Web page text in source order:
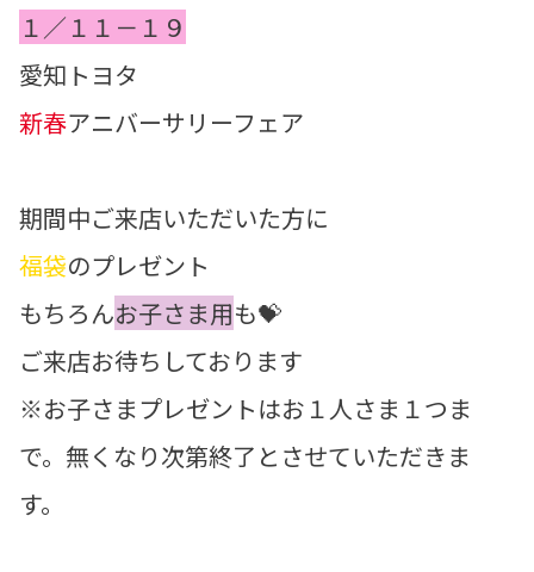
１／１１－１９
愛知トヨタ
新春アニバーサリーフェア
期間中ご来店いただいた方に
福袋のプレゼント
もちろんお子さま用も💝
ご来店お待ちしております
※お子さまプレゼントはお１人さま１つま
で。無くなり次第終了とさせていただきま
す。